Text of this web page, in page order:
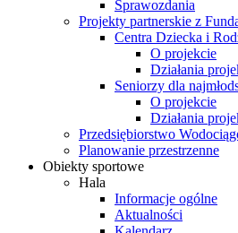
Sprawozdania
Projekty partnerskie z
Centra Dziecka i
O projekcie
Działania
Seniorzy dla
O projekcie
Działania
Przedsiębiorstwo
Planowanie przestrzenne
Obiekty sportowe
Hala
Informacje ogólne
Aktualności